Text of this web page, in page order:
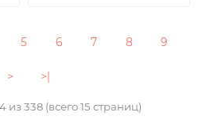
5 6 7 8 9
> >|
из 338 (всего 15 страниц)